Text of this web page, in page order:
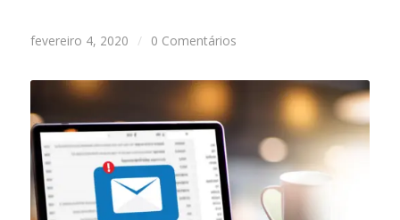
fevereiro 4, 2020 / 0 Comentários